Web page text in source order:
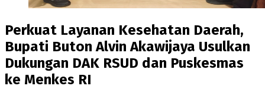
Perkuat Layanan Kesehatan Daerah,
Bupati Buton Alvin Akawijaya Usulkan
Dukungan DAK RSUD dan Puskesmas
ke Menkes RI